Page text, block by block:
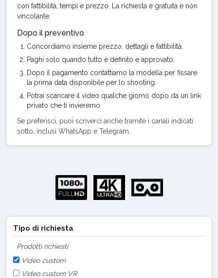
con fattibilità, tempi e prezzo. La richiesta è gratuita e non
vincolante.
Dopo il preventivo
Concordiamo insieme prezzo, dettagli e fattibilità.
Paghi solo quando tutto è definito e approvato.
Dopo il pagamento contattiamo la modella per fissare
la prima data disponibile per lo shooting.
Potrai scaricare il video qualche giorno dopo da un link
privato che ti invieremo.
Se preferisci, puoi scriverci anche tramite i canali indicati
sotto, inclusi WhatsApp e Telegram.
Tipo di richiesta
Prodotti richiesti
Video custom
Video custom VR